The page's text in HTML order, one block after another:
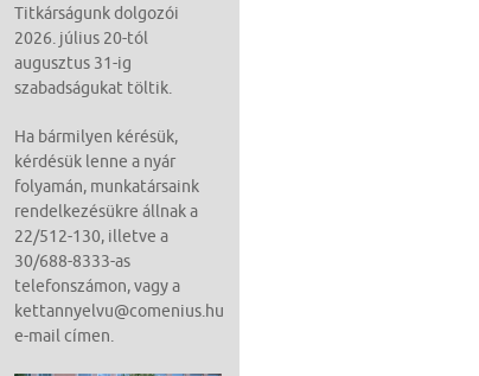
Titkárságunk dolgozói
2026. július 20-tól
augusztus 31-ig
szabadságukat töltik.
Ha bármilyen kérésük,
kérdésük lenne a nyár
folyamán, munkatársaink
rendelkezésükre állnak a
22/512-130, illetve a
30/688-8333-as
telefonszámon, vagy a
kettannyelvu@comenius.hu
e-mail címen.